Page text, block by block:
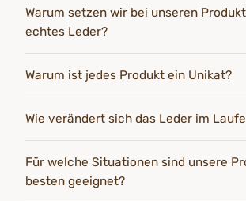
Warum setzen wir bei unseren
echtes Leder?
Warum ist jedes Produkt ein Unikat?
Wie verändert sich das Leder im
Für welche Situationen sind unsere
besten geeignet?